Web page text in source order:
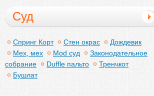
Суд
Спринг Корт Стен окрас
Дождевик
Мех, мех
Mod суд
Законодательное
собрание
Duffle пальто
Тренчкот
Бушлат